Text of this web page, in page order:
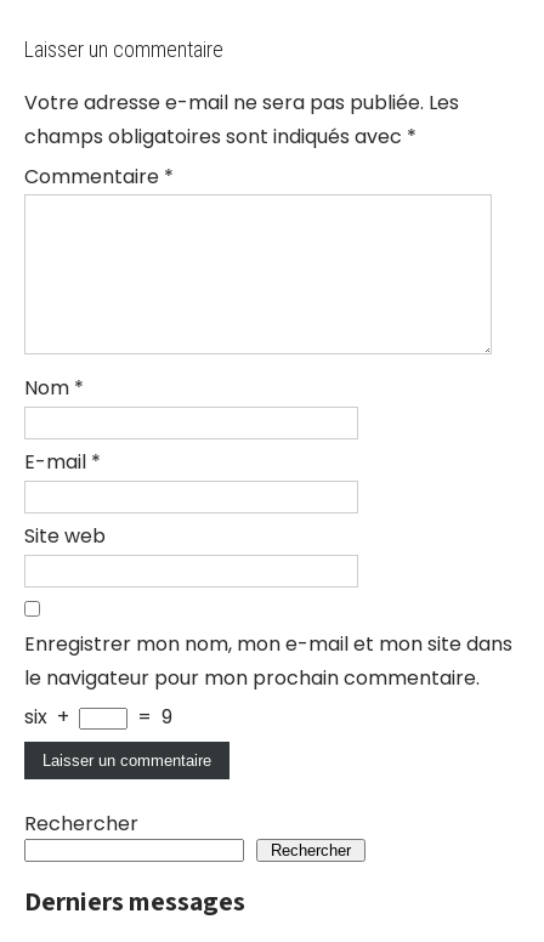
Laisser un commentaire
Votre adresse e-mail ne sera pas publiée. Les
champs obligatoires sont indiqués avec *
Commentaire *
Nom *
E-mail *
Site web
Enregistrer mon nom, mon e-mail et mon site dans
le navigateur pour mon prochain commentaire.
six + = 9
Rechercher
Rechercher
Derniers messages